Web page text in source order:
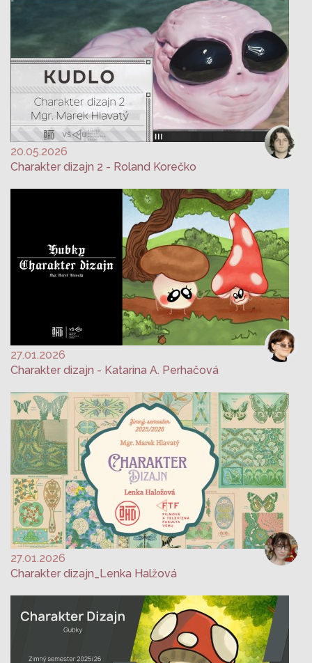
20.05.2026
Charakter dizajn 2 - Roland Korečko
27.01.2026
Charakter dizajn - Katarina A. Perhačová
27.01.2026
Charakter dizajn_Lenka Halžová